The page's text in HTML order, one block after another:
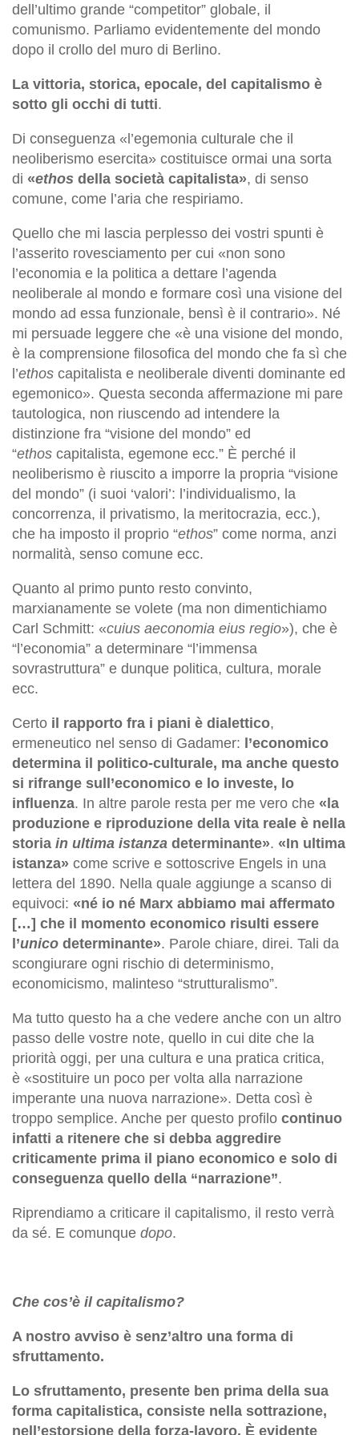
dell’ultimo grande “competitor” globale, il
comunismo. Parliamo evidentemente del mondo
dopo il crollo del muro di Berlino.
La vittoria, storica, epocale, del capitalismo è
sotto gli occhi di tutti.
Di conseguenza «l’egemonia culturale che il
neoliberismo esercita» costituisce ormai una sorta
di «ethos della società capitalista», di senso
comune, come l’aria che respiriamo.
Quello che mi lascia perplesso dei vostri spunti è
l’asserito rovesciamento per cui «non sono
l’economia e la politica a dettare l’agenda
neoliberale al mondo e formare così una visione del
mondo ad essa funzionale, bensì è il contrario». Né
mi persuade leggere che «è una visione del mondo,
è la comprensione filosofica del mondo che fa sì che
l’ethos capitalista e neoliberale diventi dominante ed
egemonico». Questa seconda affermazione mi pare
tautologica, non riuscendo ad intendere la
distinzione fra “visione del mondo” ed
“ethos capitalista, egemone ecc.” È perché il
neoliberismo è riuscito a imporre la propria “visione
del mondo” (i suoi ‘valori’: l’individualismo, la
concorrenza, il privatismo, la meritocrazia, ecc.),
che ha imposto il proprio “ethos” come norma, anzi
normalità, senso comune ecc.
Quanto al primo punto resto convinto,
marxianamente se volete (ma non dimentichiamo
Carl Schmitt: «cuius aeconomia eius regio»), che è
“l’economia” a determinare “l’immensa
sovrastruttura” e dunque politica, cultura, morale
ecc.
Certo il rapporto fra i piani è dialettico,
ermeneutico nel senso di Gadamer: l’economico
determina il politico-culturale, ma anche questo
si rifrange sull’economico e lo investe, lo
influenza. In altre parole resta per me vero che «la
produzione e riproduzione della vita reale è nella
storia in ultima istanza determinante». «In ultima
istanza» come scrive e sottoscrive Engels in una
lettera del 1890. Nella quale aggiunge a scanso di
equivoci: «né io né Marx abbiamo mai affermato
[…] che il momento economico risulti essere
l’unico determinante». Parole chiare, direi. Tali da
scongiurare ogni rischio di determinismo,
economicismo, malinteso “strutturalismo”.
Ma tutto questo ha a che vedere anche con un altro
passo delle vostre note, quello in cui dite che la
priorità oggi, per una cultura e una pratica critica,
è «sostituire un poco per volta alla narrazione
imperante una nuova narrazione». Detta così è
troppo semplice. Anche per questo profilo continuo
infatti a ritenere che si debba aggredire
criticamente prima il piano economico e solo di
conseguenza quello della “narrazione”.
Riprendiamo a criticare il capitalismo, il resto verrà
da sé. E comunque dopo.
Che cos’è il capitalismo?
A nostro avviso è senz’altro una forma di
sfruttamento.
Lo sfruttamento, presente ben prima della sua
forma capitalistica, consiste nella sottrazione,
nell’estorsione della forza-lavoro. È evidente